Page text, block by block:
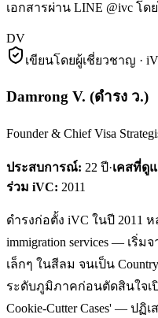
เอกสารผ่าน LINE @ivc โด
DV
เขียนโดยผู้เชี่ยวชาญ ·
Damrong V. (ดำรง ว.)
Founder & Chief Visa
ประสบการณ์: 22 ปี·เคสที่ดู
ร่วม iVC: 2011
ดำรงก่อตั้ง iVC ในปี 2011
immigration services — เริ่
เล็กๆ ในสีลม จนเป็น
ระดับภูมิภาคก่อนตัดสินใจเ
Cookie-Cutter Cases' — ปฏิ